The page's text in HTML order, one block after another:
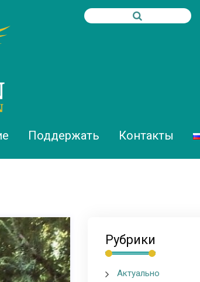
Поддержать Контакты
Рубрики
Актуально